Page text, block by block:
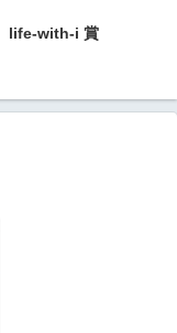
life-with-i 賞